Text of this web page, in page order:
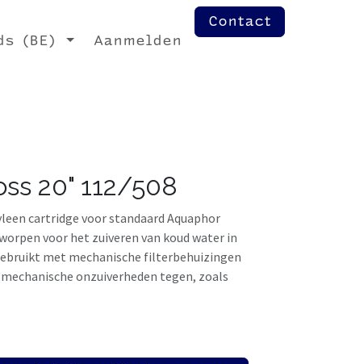
(BE) Aanmelden
Contact
20" 112/508
cartridge voor standaard Aquaphor
voor het zuiveren van koud water in
met mechanische filterbehuizingen
onzuiverheden tegen, zoals